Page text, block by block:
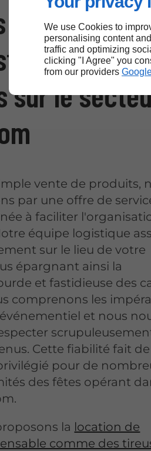
We use Cookies to
personalising content
traffic and optimizing
clicking "I Agree" you
from our providers
logistiques
de
sur le
vente de produits,
par une offre de
à faciliter
équipe logistique
sur le lieu de votre
épargnant ainsi la
et fastidieuse des
comprenons les
et nous
Cette fiabilité fait
pour de
des fêtes opérant
la location de
comme des